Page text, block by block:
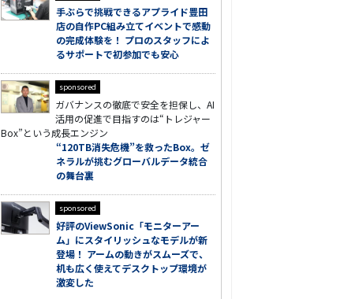
手ぶらで挑戦できるアプライド豊田
店の自作PC組み立てイベントで感動
の完成体験を！ プロのスタッフによ
るサポートで初参加でも安心
sponsored
ガバナンスの徹底で安全を担保し、AI
活用の促進で目指すのは“トレジャー
Box”という成長エンジン
“120TB消失危機”を救ったBox。ゼ
ネラルが挑むグローバルデータ統合
の舞台裏
sponsored
好評のViewSonic「モニターアー
ム」にスタイリッシュなモデルが新
登場！ アームの動きがスムーズで、
机も広く使えてデスクトップ環境が
激変した